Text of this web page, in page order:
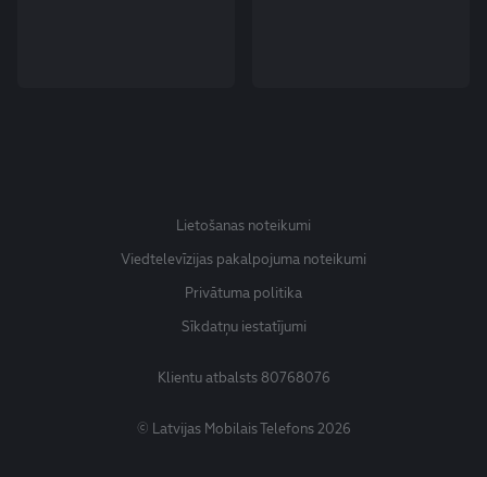
Lietošanas noteikumi
Viedtelevīzijas pakalpojuma noteikumi
Privātuma politika
Sīkdatņu iestatījumi
Klientu atbalsts80768076
© Latvijas Mobilais Telefons 2026